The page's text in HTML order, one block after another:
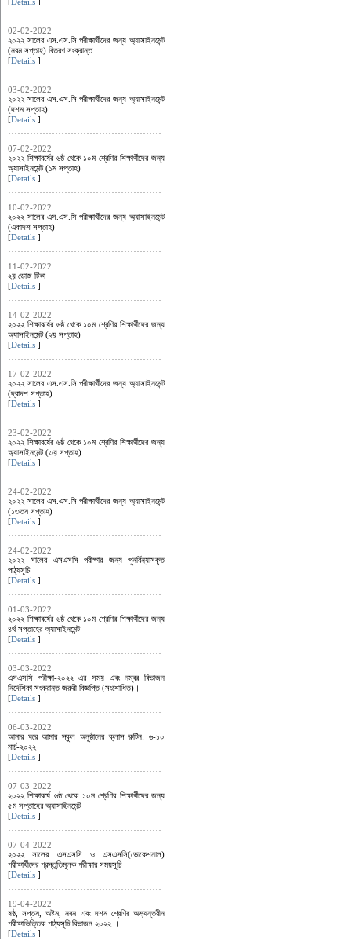
02-02-2022
২০২২ সালের এস.এস.সি পরীক্ষার্থীদের জন্য অ্যাসাইনমেন্ট
(নবম সপ্তাহ) বিতরণ সংক্রান্ত
[Details ]
03-02-2022
২০২২ সালের এস.এস.সি পরীক্ষার্থীদের জন্য অ্যাসাইনমেন্ট
(দশম সপ্তাহ)
[Details ]
07-02-2022
২০২২ শিক্ষাবর্ষের ৬ষ্ঠ থেকে ১০ম শ্রেণির শিক্ষার্থীদের জন্য
অ্যাসাইনমেন্ট (১ম সপ্তাহ)
[Details ]
10-02-2022
২০২২ সালের এস.এস.সি পরীক্ষার্থীদের জন্য অ্যাসাইনমেন্ট
(একাদশ সপ্তাহ)
[Details ]
11-02-2022
২য় ডোজ টিকা
[Details ]
14-02-2022
২০২২ শিক্ষাবর্ষের ৬ষ্ঠ থেকে ১০ম শ্রেণির শিক্ষার্থীদের জন্য
অ্যাসাইনমেন্ট (২য় সপ্তাহ)
[Details ]
17-02-2022
২০২২ সালের এস.এস.সি পরীক্ষার্থীদের জন্য অ্যাসাইনমেন্ট
(দ্বাদশ সপ্তাহ)
[Details ]
23-02-2022
২০২২ শিক্ষাবর্ষের ৬ষ্ঠ থেকে ১০ম শ্রেণির শিক্ষার্থীদের জন্য
অ্যাসাইনমেন্ট (৩য় সপ্তাহ)
[Details ]
24-02-2022
২০২২ সালের এস.এস.সি পরীক্ষার্থীদের জন্য অ্যাসাইনমেন্ট
(১৩তম সপ্তাহ)
[Details ]
24-02-2022
২০২২ সালের এসএসসি পরীক্ষার জন্য পুনর্বিন্যাসকৃত
পাঠ্যসূচি
[Details ]
01-03-2022
২০২২ শিক্ষাবর্ষের ৬ষ্ঠ থেকে ১০ম শ্রেণির শিক্ষার্থীদের জন্য
৪র্থ সপ্তাহের অ্যাসাইনমেন্ট
[Details ]
03-03-2022
এসএসসি পরীক্ষা-২০২২ এর সময় এবং নম্বর বিভাজন
নির্দেশিকা সংক্রান্ত জরুরী বিজ্ঞপ্তি (সংশোধিত)।
[Details ]
06-03-2022
আমার ঘরে আমার স্কুল অনুষ্ঠানের ক্লাস রুটিন: ৬-১০
মার্চ-২০২২
[Details ]
07-03-2022
২০২২ শিক্ষাবর্ষে ৬ষ্ঠ থেকে ১০ম শ্রেণির শিক্ষার্থীদের জন্য
৫ম সপ্তাহের অ্যাসাইনমেন্ট
[Details ]
07-04-2022
২০২২ সালের এসএসসি ও এসএসসি(ভোকেশনাল)
পরীক্ষার্থীদের প্রস্তুতিমূলক পরীক্ষার সময়সূচি
[Details ]
19-04-2022
ষষ্ঠ, সপ্তম, অষ্টম, নবম এবং দশম শ্রেণির অভ্যন্তরীন
পরীক্ষাভিত্তিক পাঠ্যসূচি বিভাজন ২০২২ ।
[Details ]